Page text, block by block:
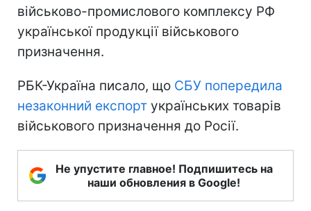
військово-промислового комплексу РФ
української продукції військового
призначення.
РБК-Україна писало, що СБУ попередила
незаконний експорт українських товарів
військового призначення до Росії.
Не упустите главное! Подпишитесь на
наши обновления в Google!